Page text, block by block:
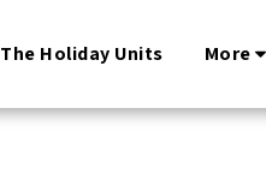
The Holiday Units More